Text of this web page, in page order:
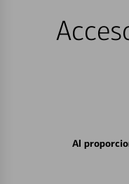
Al